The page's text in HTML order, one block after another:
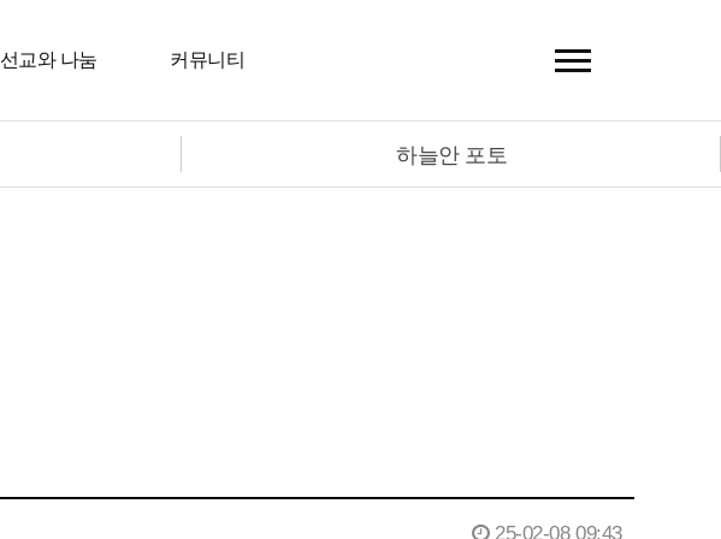
선교와 나눔 커뮤니티
하늘안 포토
25-02-08 09:43